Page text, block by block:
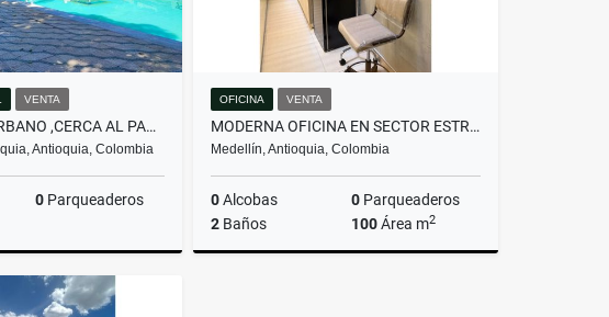
VENTA
FINCA LOTE, URBANO ,CERCA AL PARQUE DE SANTAFE DE ANTIOQUIA
Antioquia, Colombia
0 Parqueaderos
$3.200.000.000
OFICINA VENTA
MODERNA OFICINA EN SECTOR ESTRATÉGICO DE LAURELES!
Medellín, Antioquia, Colombia
0Alcobas 0 Parqueaderos
2 Baños 100Área m2